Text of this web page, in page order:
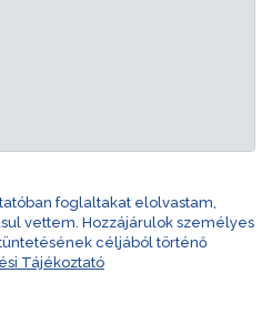
foglaltakat elolvastam,
vettem. Hozzájárulok személyes
céljából történő
Tájékoztató